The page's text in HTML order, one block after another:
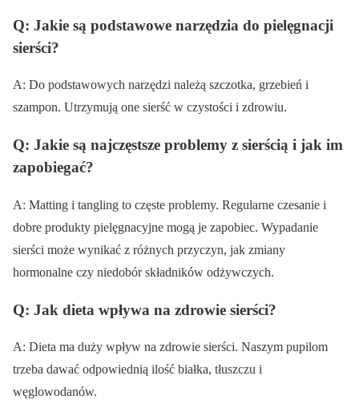
Q: Jakie są podstawowe narzędzia do pielęgnacji
sierści?
A: Do podstawowych narzędzi należą szczotka, grzebień i
szampon. Utrzymują one sierść w czystości i zdrowiu.
Q: Jakie są najczęstsze problemy z sierścią i jak im
zapobiegać?
A: Matting i tangling to częste problemy. Regularne czesanie i
dobre produkty pielęgnacyjne mogą je zapobiec. Wypadanie
sierści może wynikać z różnych przyczyn, jak zmiany
hormonalne czy niedobór składników odżywczych.
Q: Jak dieta wpływa na zdrowie sierści?
A: Dieta ma duży wpływ na zdrowie sierści. Naszym pupilom
trzeba dawać odpowiednią ilość białka, tłuszczu i
węglowodanów.